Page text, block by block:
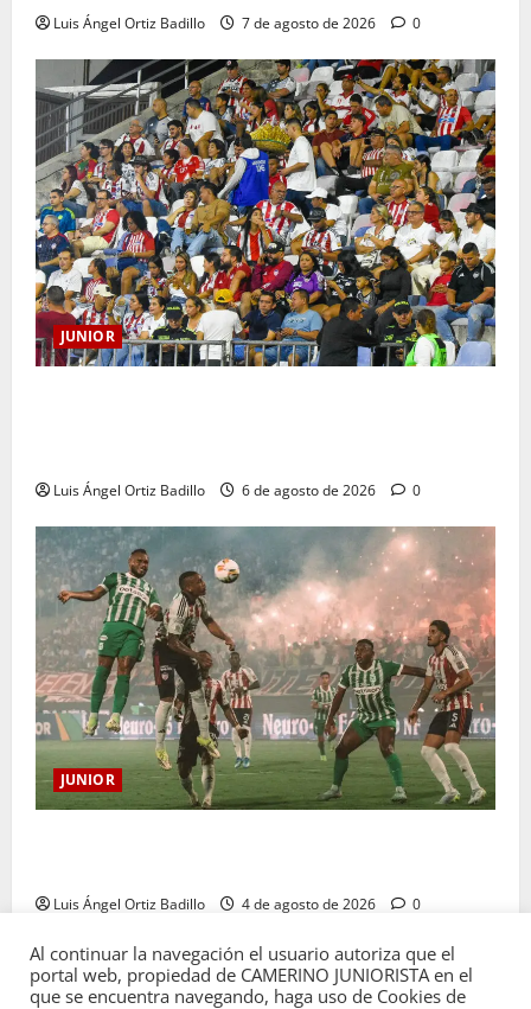
Luis Ángel Ortiz Badillo 7 de agosto de 2026 0
JUNIOR
Luis Ángel Ortiz Badillo 6 de agosto de 2026 0
JUNIOR
Luis Ángel Ortiz Badillo 4 de agosto de 2026 0
Al continuar la navegación el usuario autoriza que el
portal web, propiedad de CAMERINO JUNIORISTA en el
que se encuentra navegando, haga uso de Cookies de